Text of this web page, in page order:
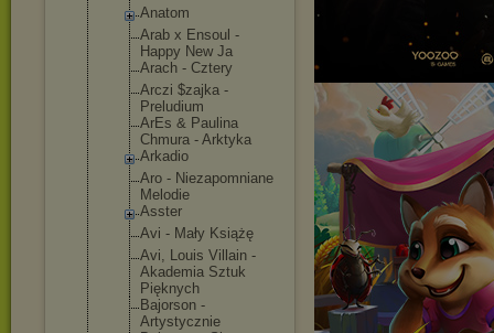
Anatom
Arab x Ensoul -
Happy New Ja
Arach - Cztery
Arczi $zajka -
Preludium
ArEs & Paulina
Chmura - Arktyka
Arkadio
Aro - Niezapomniane
Melodie
Asster
Avi - Mały Książę
Avi, Louis Villain -
Akademia Sztuk
Pięknych
Bajorson -
Artystycznie